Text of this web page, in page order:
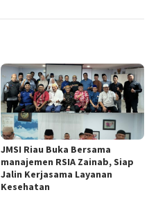
JMSI Riau Buka Bersama
manajemen RSIA Zainab, Siap
Jalin Kerjasama Layanan
Kesehatan